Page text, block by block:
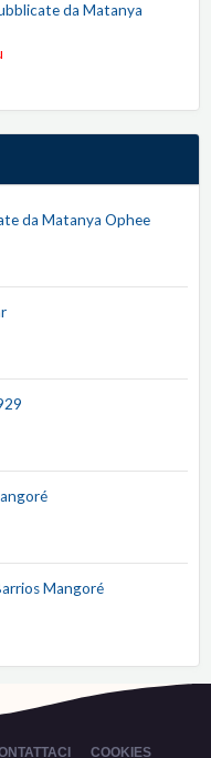
da Matanya
da Matanya Ophee
Mangoré
COOKIES